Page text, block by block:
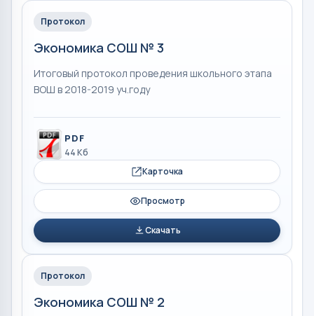
Протокол
Экономика СОШ № 3
Итоговый протокол проведения школьного этапа
ВОШ в 2018-2019 уч.году
PDF
44 Кб
Карточка
Просмотр
Скачать
Протокол
Экономика СОШ № 2